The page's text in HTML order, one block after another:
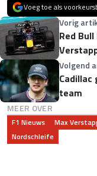
Voeg toe als
Vorig
Red
Volgend
team
MEER OVER
F1 Nieuws Max
Nordschleife